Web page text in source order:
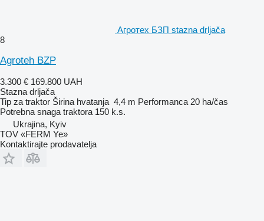
Агротех БЗП stazna drljača
8
Agroteh BZP
3.300 € 169.800 UAH
Stazna drljača
Tip za traktor Širina hvatanja 4,4 m Performanca 20 ha/čas
Potrebna snaga traktora 150 k.s.
Ukrajina, Kyiv
TOV «FERM Ye»
Kontaktirajte prodavatelja